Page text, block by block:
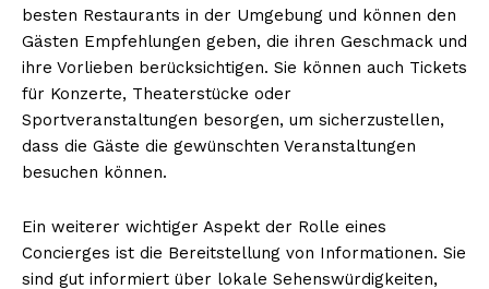
besten Restaurants in der Umgebung und können den
Gästen Empfehlungen geben, die ihren Geschmack und
ihre Vorlieben berücksichtigen. Sie können auch Tickets
für Konzerte, Theaterstücke oder
Sportveranstaltungen besorgen, um sicherzustellen,
dass die Gäste die gewünschten Veranstaltungen
besuchen können.
Ein weiterer wichtiger Aspekt der Rolle eines
Concierges ist die Bereitstellung von Informationen. Sie
sind gut informiert über lokale Sehenswürdigkeiten,